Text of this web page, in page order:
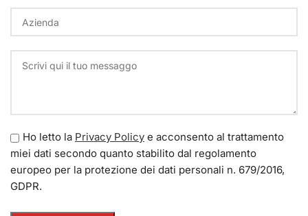
Ho letto la Privacy Policy e acconsento al trattamento
miei dati secondo quanto stabilito dal regolamento
europeo per la protezione dei dati personali n. 679/2016,
GDPR.